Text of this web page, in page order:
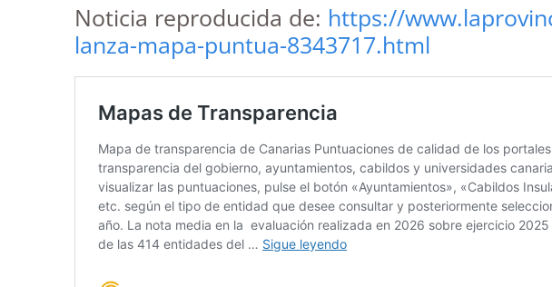
Noticia reproducida de: https://
lanza-mapa-puntua-8343717.html